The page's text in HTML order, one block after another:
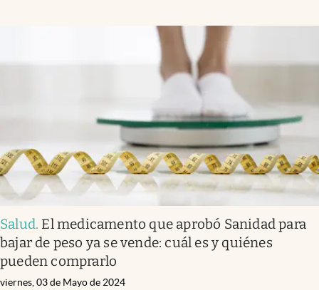
Salud. El medicamento que aprobó Sanidad para
bajar de peso ya se vende: cuál es y quiénes
pueden comprarlo
viernes, 03 de Mayo de 2024